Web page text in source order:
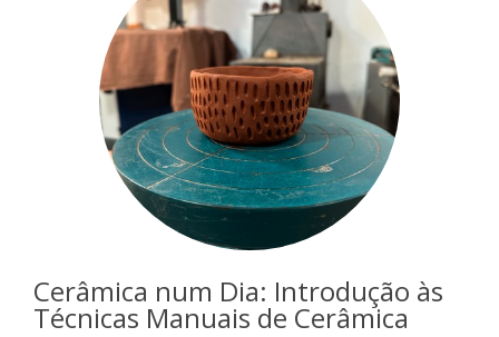
Cerâmica num Dia: Introdução às
Técnicas Manuais de Cerâmica